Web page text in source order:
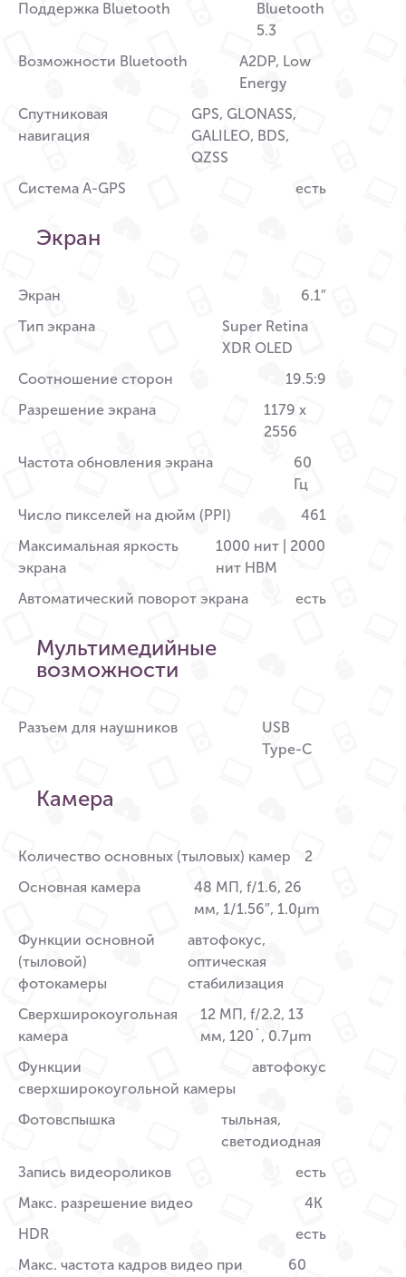
Поддержка Bluetooth
Bluetooth
5.3
Возможности Bluetooth
A2DP, Low
Energy
Спутниковая
навигация
GPS, GLONASS,
GALILEO, BDS,
QZSS
Система A-GPS
есть
Экран
Экран
6.1″
Тип экрана
Super Retina
XDR OLED
Соотношение сторон
19.5:9
Разрешение экрана
1179 x
2556
Частота обновления экрана
60
Гц
Число пикселей на дюйм (PPI)
461
Максимальная яркость
экрана
1000 нит | 2000
нит HBM
Автоматический поворот экрана
есть
Мультимедийные
возможности
Разъем для наушников
USB
Type-C
Камера
Количество основных (тыловых) камер
2
Основная камера
48 МП, f/1.6, 26
мм, 1/1.56″, 1.0µm
Функции основной
(тыловой)
фотокамеры
автофокус,
оптическая
стабилизация
Сверхширокоугольная
камера
12 МП, f/2.2, 13
мм, 120˚, 0.7µm
Функции
сверхширокоугольной камеры
автофокус
Фотовспышка
тыльная,
светодиодная
Запись видеороликов
есть
Макс. разрешение видео
4K
HDR
есть
Макс. частота кадров видео при
60